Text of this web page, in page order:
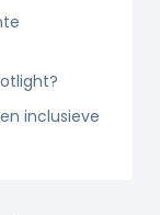
inclusieve